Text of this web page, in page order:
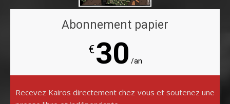
Abonnement papier
€30 /an
Recevez Kairos directement chez vous et soutenez une